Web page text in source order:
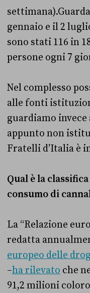
gennaio e il 2
sono stati 116 in
persone ogni 7
Nel complesso
alle fonti
guardiamo
appunto non
Fratelli d’Italia è
Qual è la
consumo di
La “Relazione
redatta
europeo delle
–ha rilevato che
91,2 milioni